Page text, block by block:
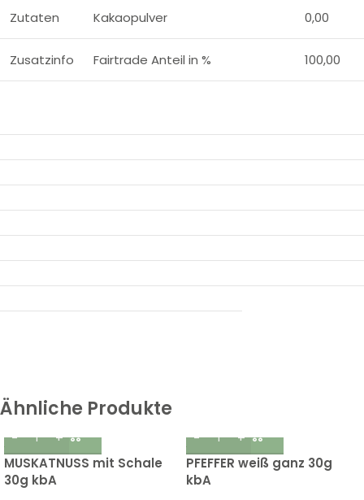
Zutaten Kakaopulver 0,00
Zusatzinfo Fairtrade Anteil in % 100,00
Ähnliche Produkte
MUSKATNUSS mit Schale
30g kbA
PFEFFER weiß ganz 30g
kbA